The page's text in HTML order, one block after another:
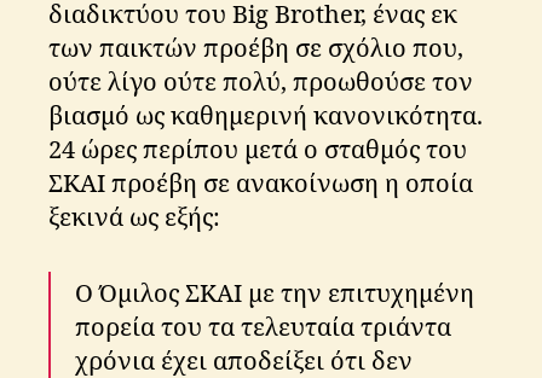
διαδικτύου του Big Brother, ένας εκ
των παικτών προέβη σε σχόλιο που,
ούτε λίγο ούτε πολύ, προωθούσε τον
βιασμό ως καθημερινή κανονικότητα.
24 ώρες περίπου μετά ο σταθμός του
ΣΚΑΙ προέβη σε ανακοίνωση η οποία
ξεκινά ως εξής:
Ο Όμιλος ΣΚΑΙ με την επιτυχημένη
πορεία του τα τελευταία τριάντα
χρόνια έχει αποδείξει ότι δεν